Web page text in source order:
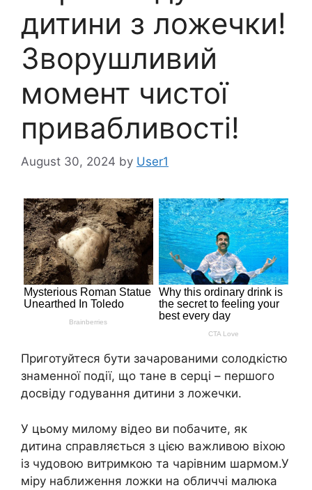
дитини з ложечки!
Зворушливий
момент чистої
привабливості!
August 30, 2024 by User1
Приготуйтеся бути зачарованими солодкістю
знаменної події, що тане в серці – першого
досвіду годування дитини з ложечки.
У цьому милому відео ви побачите, як
дитина справляється з цією важливою віхою
із чудовою витримкою та чарівним шармом.У
міру наближення ложки на обличчі малюка